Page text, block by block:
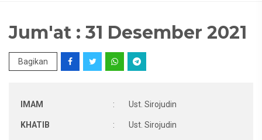
Jum'at : 31 Desember 2021
Bagikan
IMAM : Ust. Sirojudin
KHATIB : Ust. Sirojudin